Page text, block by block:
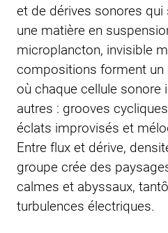
et de dérives sonores qui
une matière en
microplancton, invisible
compositions forment
où chaque cellule sonore
autres : grooves
éclats improvisés et
Entre flux et dérive,
groupe crée des
calmes et abyssaux,
turbulences électriques.